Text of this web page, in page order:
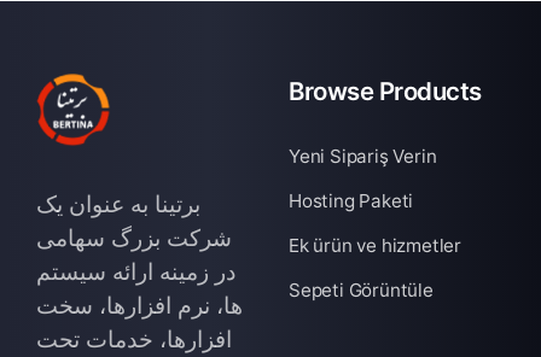
برتینا به عنوان یک
شرکت بزرگ سهامی
در زمینه ارائه سیستم
ها، نرم افزارها، سخت
افزارها، خدمات تحت
Browse Products
Yeni Sipariş Verin
Hosting Paketi
Ek ürün ve hizmetler
Sepeti Görüntüle